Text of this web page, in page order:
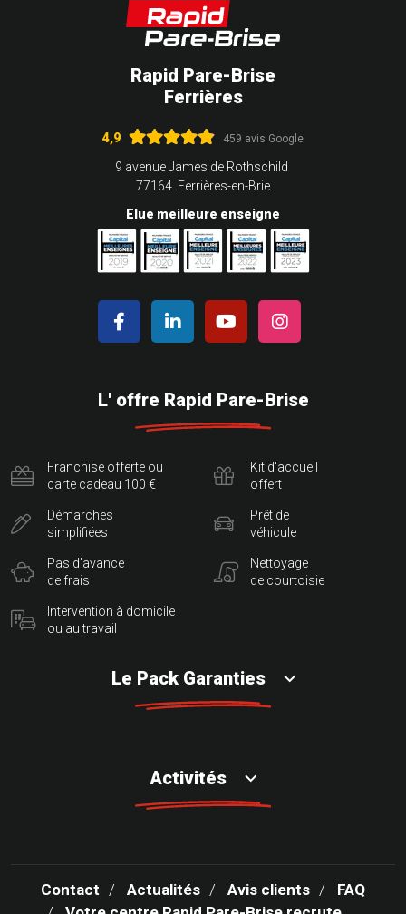
Rapid Pare-Brise
Ferrières
4,9 459 avis Google
9 avenue James de Rothschild
77164 Ferrières-en-Brie
Elue meilleure enseigne
L' offre Rapid Pare-Brise
Franchise offerte ou
carte cadeau 100 €
Démarches
simplifiées
Pas d'avance
de frais
Intervention à domicile
ou au travail
Kit d'accueil
offert
Prêt de
véhicule
Nettoyage
de courtoisie
Le Pack Garanties
Activités
Contact Actualités Avis clients
FAQ